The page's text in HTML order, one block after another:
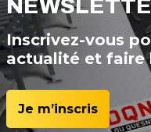
Inscrivez-vous
actualité et faire
Je m’inscris